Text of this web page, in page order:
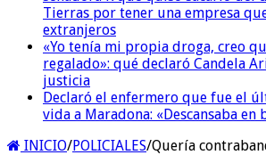
Tierras por tener una empresa
extranjeros
«Yo tenía mi propia droga, creo
regalado»: qué declaró Candela
justicia
Declaró el enfermero que fue el
vida a Maradona: «Descansaba en
INICIO/POLICIALES/Quería